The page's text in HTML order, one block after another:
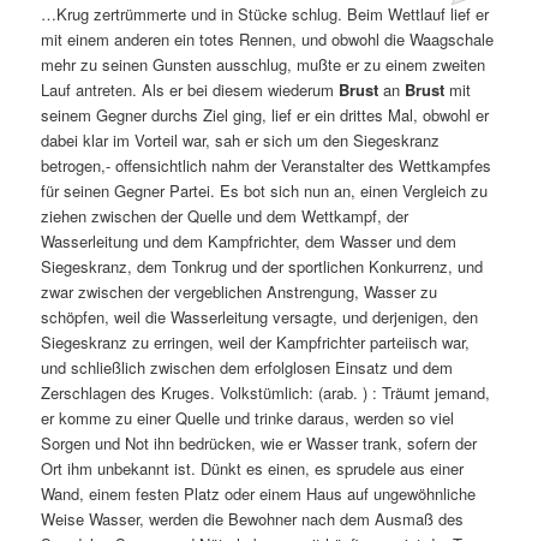
…Krug zertrümmerte und in Stücke schlug. Beim Wettlauf lief er
mit einem anderen ein totes Rennen, und obwohl die Waagschale
mehr zu seinen Gunsten ausschlug, mußte er zu einem zweiten
Lauf antreten. Als er bei diesem wiederum Brust an Brust mit
seinem Gegner durchs Ziel ging, lief er ein drittes Mal, obwohl er
dabei klar im Vorteil war, sah er sich um den Siegeskranz
betrogen,- offensichtlich nahm der Veranstalter des Wettkampfes
für seinen Gegner Partei. Es bot sich nun an, einen Vergleich zu
ziehen zwischen der Quelle und dem Wettkampf, der
Wasserleitung und dem Kampfrichter, dem Wasser und dem
Siegeskranz, dem Tonkrug und der sportlichen Konkurrenz, und
zwar zwischen der vergeblichen Anstrengung, Wasser zu
schöpfen, weil die Wasserleitung versagte, und derjenigen, den
Siegeskranz zu erringen, weil der Kampfrichter parteiisch war,
und schließlich zwischen dem erfolglosen Einsatz und dem
Zerschlagen des Kruges. Volkstümlich: (arab. ) : Träumt jemand,
er komme zu einer Quelle und trinke daraus, werden so viel
Sorgen und Not ihn bedrücken, wie er Wasser trank, sofern der
Ort ihm unbekannt ist. Dünkt es einen, es sprudele aus einer
Wand, einem festen Platz oder einem Haus auf ungewöhnliche
Weise Wasser, werden die Bewohner nach dem Ausmaß des